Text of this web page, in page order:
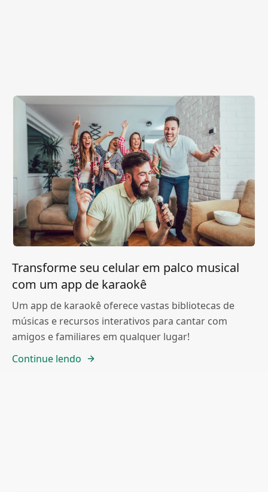
Transforme seu celular em palco musical
com um app de karaokê
Um app de karaokê oferece vastas bibliotecas de
músicas e recursos interativos para cantar com
amigos e familiares em qualquer lugar!
Continue lendo